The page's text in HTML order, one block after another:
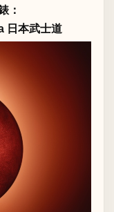
：
日本武士道